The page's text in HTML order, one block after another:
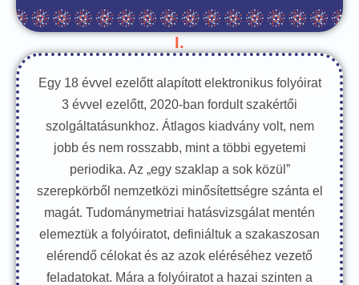
I.
Egy 18 évvel ezelőtt alapított elektronikus folyóirat
3 évvel ezelőtt, 2020-ban fordult szakértői
szolgáltatásunkhoz. Átlagos kiadvány volt, nem
jobb és nem rosszabb, mint a többi egyetemi
periodika. Az „egy szaklap a sok közül”
szerepkörből nemzetközi minősítettségre szánta el
magát. Tudománymetriai hatásvizsgálat mentén
elemeztük a folyóiratot, definiáltuk a szakaszosan
elérendő célokat és az azok eléréséhez vezető
feladatokat. Mára a folyóiratot a hazai szinten a